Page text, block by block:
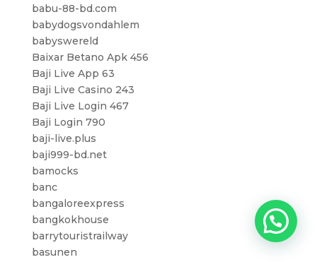
babu-88-bd.com
babydogsvondahlem
babyswereld
Baixar Betano Apk 456
Baji Live App 63
Baji Live Casino 243
Baji Live Login 467
Baji Login 790
baji-live.plus
baji999-bd.net
bamocks
banc
bangaloreexpress
bangkokhouse
barrytouristrailway
basunen